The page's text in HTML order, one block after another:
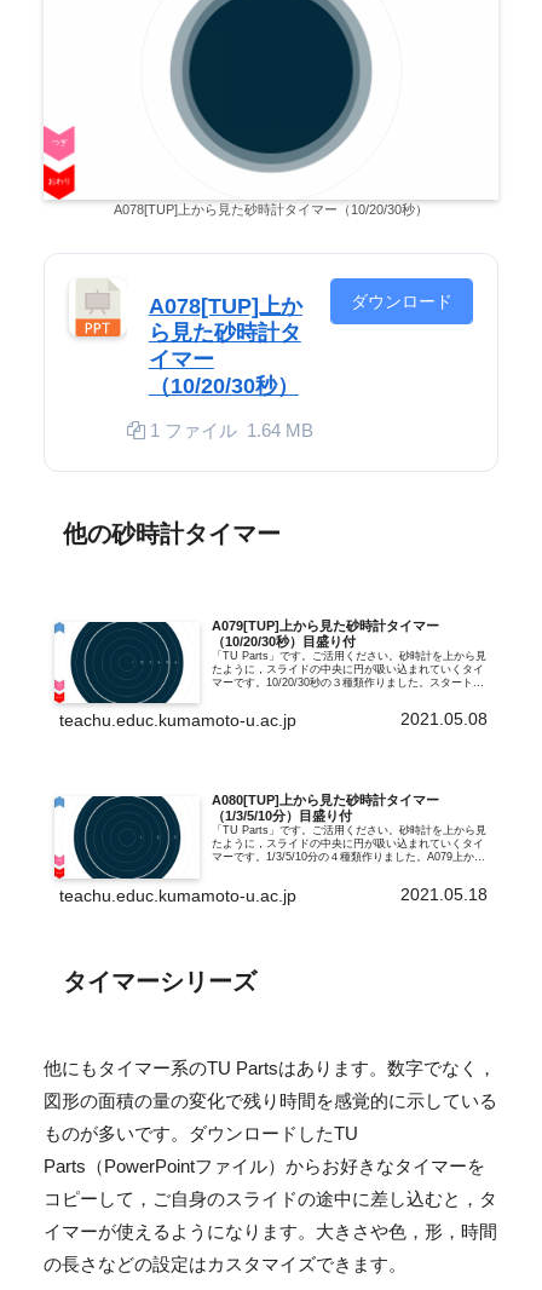
A078[TUP]上から見た砂時計タイマー（10/20/30秒）
A078[TUP]上か
ら見た砂時計タ
イマー
（10/20/30秒）
1 ファイル 1.64 MB
ダウンロード
他の砂時計タイマー
A079[TUP]上から見た砂時計タイマー
（10/20/30秒）目盛り付
「TU Parts」です。ご活用ください。砂時計を上から見
たように，スライドの中央に円が吸い込まれていくタイ
マーです。10/20/30秒の３種類作りました。スタートボ
teachu.educ.kumamoto-u.ac.jp 2021.05.08
A080[TUP]上から見た砂時計タイマー
（1/3/5/10分）目盛り付
「TU Parts」です。ご活用ください。砂時計を上から見
たように，スライドの中央に円が吸い込まれていくタイ
マーです。1/3/5/10分の４種類作りました。A079上から
teachu.educ.kumamoto-u.ac.jp 2021.05.18
タイマーシリーズ
他にもタイマー系のTU Partsはあります。数字でなく，
図形の面積の量の変化で残り時間を感覚的に示している
ものが多いです。ダウンロードしたTU
Parts（PowerPointファイル）からお好きなタイマーを
コピーして，ご自身のスライドの途中に差し込むと，タ
イマーが使えるようになります。大きさや色，形，時間
の長さなどの設定はカスタマイズできます。